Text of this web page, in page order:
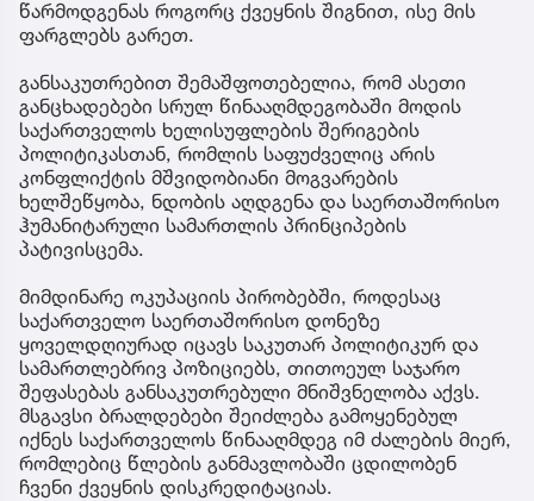
წარმოდგენას როგორც ქვეყნის შიგნით, ისე მის
ფარგლებს გარეთ.
განსაკუთრებით შემაშფოთებელია, რომ ასეთი
განცხადებები სრულ წინააღმდეგობაში მოდის
საქართველოს ხელისუფლების შერიგების
პოლიტიკასთან, რომლის საფუძველიც არის
კონფლიქტის მშვიდობიანი მოგვარების
ხელშეწყობა, ნდობის აღდგენა და საერთაშორისო
ჰუმანიტარული სამართლის პრინციპების
პატივისცემა.
მიმდინარე ოკუპაციის პირობებში, როდესაც
საქართველო საერთაშორისო დონეზე
ყოველდღიურად იცავს საკუთარ პოლიტიკურ და
სამართლებრივ პოზიციებს, თითოეულ საჯარო
შეფასებას განსაკუთრებული მნიშვნელობა აქვს.
მსგავსი ბრალდებები შეიძლება გამოყენებულ
იქნეს საქართველოს წინააღმდეგ იმ ძალების მიერ,
რომლებიც წლების განმავლობაში ცდილობენ
ჩვენი ქვეყნის დისკრედიტაციას.